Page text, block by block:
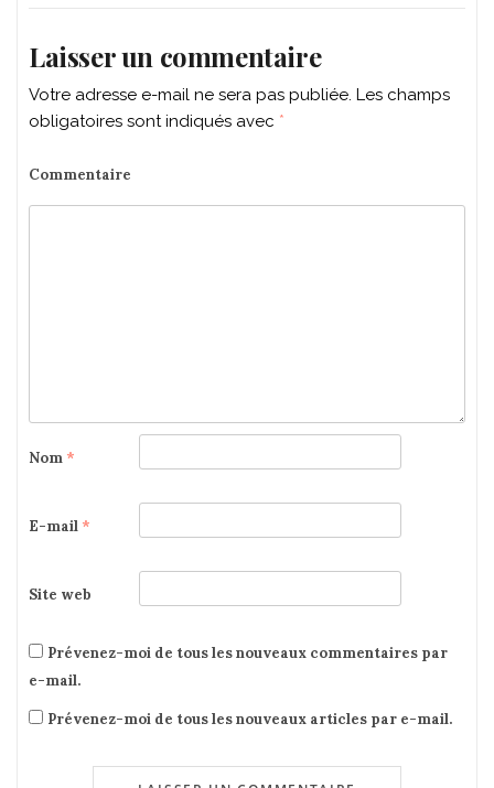
Laisser un commentaire
Votre adresse e-mail ne sera pas publiée. Les champs
obligatoires sont indiqués avec *
Commentaire
Nom *
E-mail *
Site web
Prévenez-moi de tous les nouveaux commentaires par
e-mail.
Prévenez-moi de tous les nouveaux articles par e-mail.